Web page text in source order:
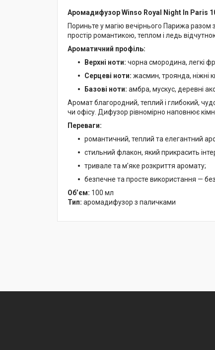
Аромадифузор Winso Royal Night In Paris
Пориньте у магію вечірнього Парижа
простір романтикою, теплом і ледь
Ароматичний профіль:
Верхні ноти: чорна смородина, легкі
Серцеві ноти: жасмин, троянда, ніжні
Базові ноти: амбра, мускус, деревні
Аромат благородний, теплий і глибокий,
чи офісу. Дифузор рівномірно наповнює
Переваги:
романтичний, теплий та елегантний
стильний флакон, який прикрасить
тривале та м’яке розкриття аромату;
безпечне та просте використання — без
Об’єм: 100 мл
Тип: аромадифузор з паличками